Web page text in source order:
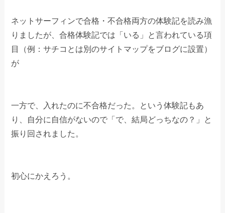
ネットサーフィンで合格・不合格両方の体験記を読み漁
りましたが、合格体験記では「いる」と言われている項
目（例：サチコとは別のサイトマップをブログに設置）
が
一方で、入れたのに不合格だった。という体験記もあ
り、自分に自信がないので「で、結局どっちなの？」と
振り回されました。
初心にかえろう。